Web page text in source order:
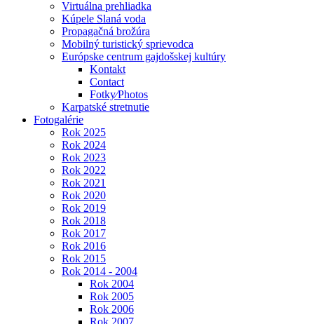
Virtuálna prehliadka
Kúpele Slaná voda
Propagačná brožúra
Mobilný turistický sprievodca
Európske centrum gajdošskej kultúry
Kontakt
Contact
Fotky⁄Photos
Karpatské stretnutie
Fotogalérie
Rok 2025
Rok 2024
Rok 2023
Rok 2022
Rok 2021
Rok 2020
Rok 2019
Rok 2018
Rok 2017
Rok 2016
Rok 2015
Rok 2014 - 2004
Rok 2004
Rok 2005
Rok 2006
Rok 2007